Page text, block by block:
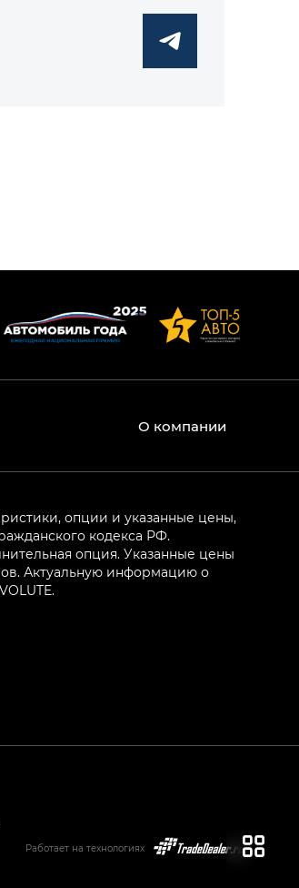
О компании
опции и указанные цены,
кодекса РФ.
опция. Указанные цены
Актуальную информацию о
Работает на технологиях